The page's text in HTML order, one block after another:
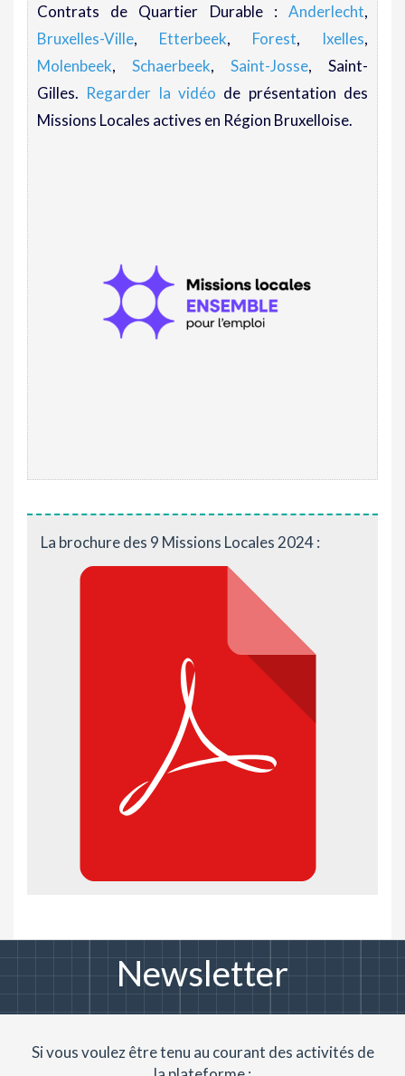
Contrats de Quartier Durable : Anderlecht,
Bruxelles-Ville, Etterbeek, Forest, Ixelles,
Molenbeek, Schaerbeek, Saint-Josse, Saint-
Gilles. Regarder la vidéo de présentation des
Missions Locales actives en Région Bruxelloise.
La brochure des 9 Missions Locales 2024 :
Newsletter
Si vous voulez être tenu au courant des activités de